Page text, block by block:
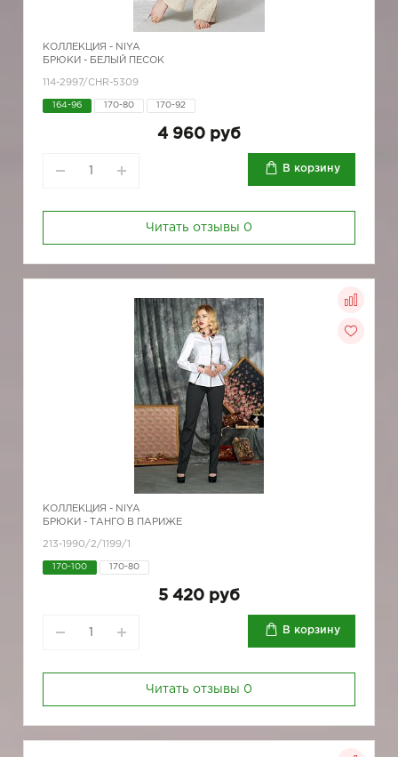
КОЛЛЕКЦИЯ - NIYA
БРЮКИ - БЕЛЫЙ ПЕСОК
114-2997/CHR-5309
164-96 170-80 170-92
4 960 руб
В корзину
Читать отзывы 0
КОЛЛЕКЦИЯ - NIYA
БРЮКИ - ТАНГО В ПАРИЖЕ
213-1990/2/1199/1
170-100 170-80
5 420 руб
В корзину
Читать отзывы 0